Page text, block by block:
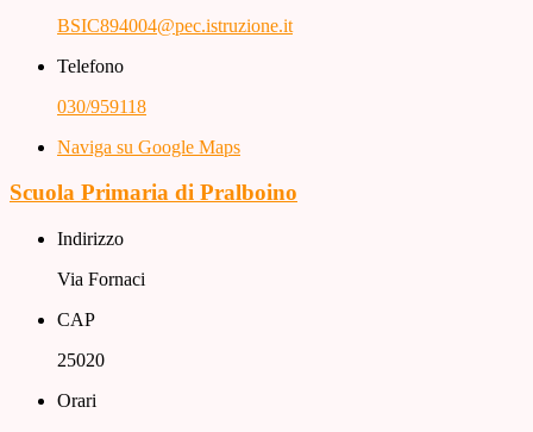
BSIC894004@pec.istruzione.it
Telefono
030/959118
Naviga su Google Maps
Scuola Primaria di Pralboino
Indirizzo
Via Fornaci
CAP
25020
Orari